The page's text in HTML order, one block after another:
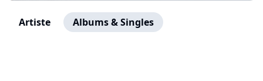
Artiste Albums & Singles